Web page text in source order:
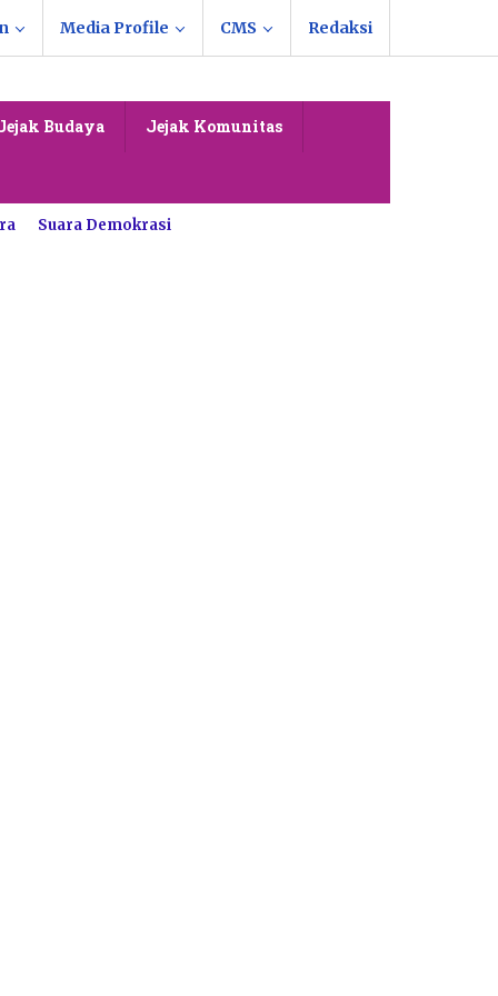
Media Profile CMS Redaksi
Budaya Jejak Komunitas
Suara Demokrasi